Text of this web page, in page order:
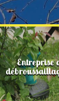
Entreprise